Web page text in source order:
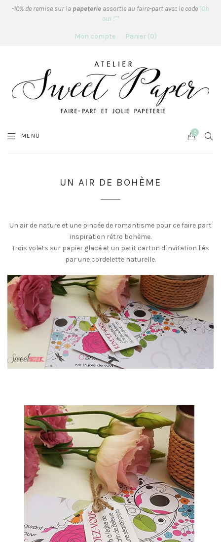
-10% de remise sur la papeterie assortie au faire-part avec le code "Oh
oui !"*
Mon compte Panier 0
MENU Cart
0
UN AIR DE BOHÈME
Un air de nature et une pincée de romantisme pour ce faire part
inspiration rétro bohème.
Trois volets sur papier glacé et un petit carton d'invitation liés
par une cordelette naturelle.